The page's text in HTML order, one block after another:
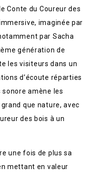
Conte du Coureur des
imaginée par
par Sacha
génération de
les visiteurs dans un
d’écoute réparties
amène les
que nature, avec
des bois à un
une fois de plus sa
mettant en valeur